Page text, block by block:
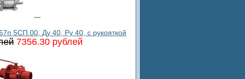
5СП.00, Ду 40, Ру 40, с рукояткой
7356.30 рублей